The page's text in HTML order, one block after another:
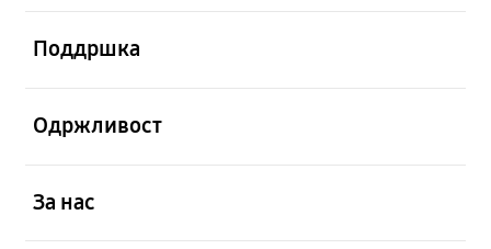
Поддршка
Одржливост
За нас